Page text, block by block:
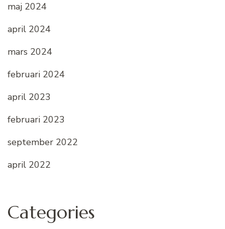
maj 2024
april 2024
mars 2024
februari 2024
april 2023
februari 2023
september 2022
april 2022
Categories